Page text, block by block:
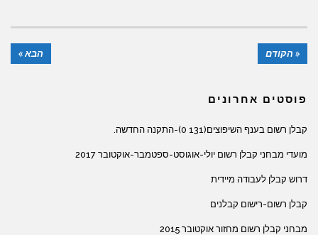
« הקודם הבא »
פוסטים אחרונים
קבלן רשום בענף השיפוצים(131 0)-התקנה החדשה.
מועדי מבחני קבלן רשום יולי-אוגוסט-ספטמבר-אוקטובר 2017
דרוש קבלן לעבודה מיידית
קבלן רשום-רישום קבלנים
מבחני קבלן רשום מחזור אוקטובר 2015